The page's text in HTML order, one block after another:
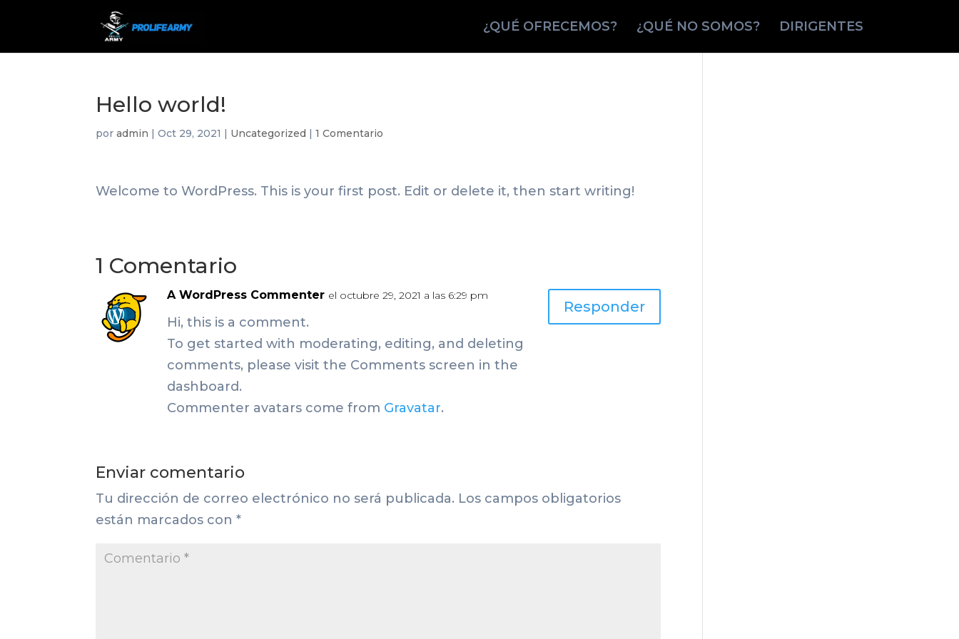
¿QUÉ OFRECEMOS? ¿QUÉ NO SOMOS? DIRIGENTES
Hello world!
poradmin |Oct 29, 2021 | Uncategorized |1 Comentario
Welcome to WordPress. This is your first post. Edit or delete it, then start writing!
1 Comentario
A WordPress Commenter el octubre 29, 2021 a las 6:29 pm
Hi, this is a comment.
To get started with moderating, editing, and deleting
comments, please visit the Comments screen in the
dashboard.
Commenter avatars come from Gravatar.
Responder
Enviar comentario
Tu dirección de correo electrónico no será publicada. Los campos obligatorios
están marcados con*